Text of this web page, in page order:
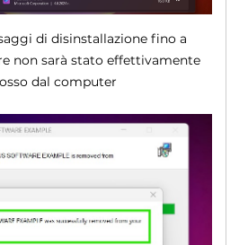
di disinstallazione fino a
non sarà stato effettivamente
dal computer